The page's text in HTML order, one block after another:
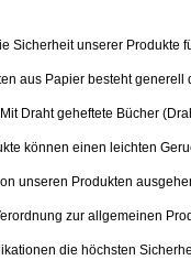
Sicherheit unserer Produkte
aus Papier besteht generell
Draht geheftete Bücher
können einen leichten
unseren Produkten
zur allgemeinen
die höchsten